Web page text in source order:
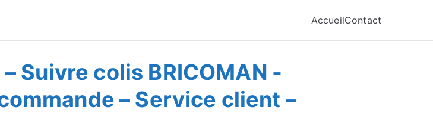
AccueilContact
Suivre colis BRICOMAN -
– Service client –